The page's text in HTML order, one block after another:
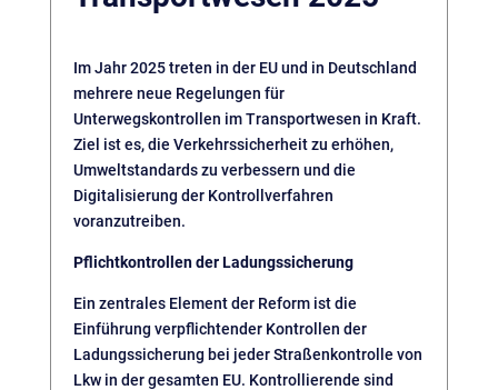
Im Jahr 2025 treten in der EU und in Deutschland
mehrere neue Regelungen für
Unterwegskontrollen im Transportwesen in Kraft.
Ziel ist es, die Verkehrssicherheit zu erhöhen,
Umweltstandards zu verbessern und die
Digitalisierung der Kontrollverfahren
voranzutreiben.
Pflichtkontrollen der Ladungssicherung
Ein zentrales Element der Reform ist die
Einführung verpflichtender Kontrollen der
Ladungssicherung bei jeder Straßenkontrolle von
Lkw in der gesamten EU. Kontrollierende sind